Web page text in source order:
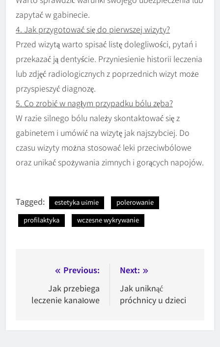
zapytać w gabinecie.
4. Jak przygotować się do pierwszej wizyty?
Przed wizytą warto spisać listę dolegliwości, pytań i
przekazać ją dentyście. Przyniesienie historii leczenia
lub zdjęć radiologicznych z poprzednich wizyt może
przyspieszyć diagnozę.
5. Co zrobić w nagłym przypadku bólu zęba?
W razie silnego bólu należy skontaktować się z
gabinetem i umówić na wizytę jak najszybciej. Do
czasu wizyty można stosować leki przeciwbólowe
oraz unikać spożywania zimnych i gorących napojów.
Tagged: estetyka uśmie
polerowanie
profilaktyka
wczesne wykrywanie
Nawigacja
wpisu
Previous:
Jak przebiega
leczenie kanałowe
Next:
Jak uniknąć
próchnicy u dzieci